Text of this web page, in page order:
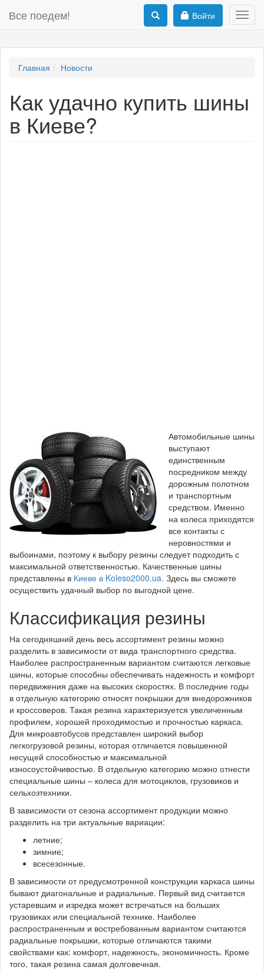
Все поедем! Войти
Главная Новости
Как удачно купить шины
в Киеве?
Автомобильные шины
выступают
единственным
посредником между
дорожным полотном
и транспортным
средством. Именно
на колеса приходятся
все контакты с
неровностями и
выбоинами, поэтому к выбору резины следует подходить с
максимальной ответственностью. Качественные шины
представлены в Киеве в Koleso2000.ua. Здесь вы сможете
осуществить удачный выбор по выгодной цене.
Классификация резины
На сегодняшний день весь ассортимент резины можно
разделить в зависимости от вида транспортного средства.
Наиболее распространенным вариантом считаются легковые
шины, которые способны обеспечивать надежность и комфорт
передвижения даже на высоких скоростях. В последние годы
в отдельную категорию относят покрышки для внедорожников
и кроссоверов. Такая резина характеризуется увеличенным
профилем, хорошей проходимостью и прочностью каркаса.
Для микроавтобусов представлен широкий выбор
легкогрузовой резины, которая отличается повышенной
несущей способностью и максимальной
износоустойчивостью. В отдельную категорию можно отнести
специальные шины – колеса для мотоциклов, грузовиков и
сельхозтехники.
В зависимости от сезона ассортимент продукции можно
разделить на три актуальные вариации:
летние;
зимние;
всесезонные.
В зависимости от предусмотренной конструкции каркаса шины
бывают диагональные и радиальные. Первый вид считается
устаревшим и изредка может встречаться на больших
грузовиках или специальной технике. Наиболее
распространенным и востребованным вариантом считаются
радиальные покрышки, которые отличаются такими
свойствами как: комфорт, надежность, экономичность. Кроме
того, такая резина самая долговечная.